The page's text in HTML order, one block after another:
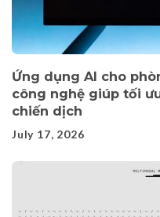
Ứng dụng AI cho
công nghệ giúp tối
chiến dịch
July 17, 2026